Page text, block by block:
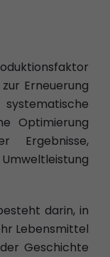
Erneuerung
Optimierung
Ergebnisse,
darin, in
Lebensmittel
Geschichte